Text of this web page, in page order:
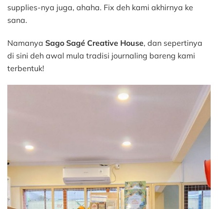
supplies-nya juga, ahaha. Fix deh kami akhirnya ke
sana.
Namanya Sago Sagé Creative House, dan sepertinya
di sini deh awal mula tradisi journaling bareng kami
terbentuk!